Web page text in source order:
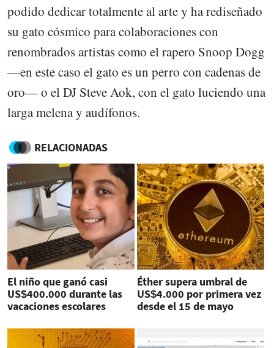
podido dedicar totalmente al arte y ha rediseñado
su gato cósmico para colaboraciones con
renombrados artistas como el rapero Snoop Dogg
—en este caso el gato es un perro con cadenas de
oro— o el DJ Steve Aok, con el gato luciendo una
larga melena y audífonos.
RELACIONADAS
El niño que ganó casi
US$400.000 durante las
vacaciones escolares
Éther supera umbral de
US$4.000 por primera vez
desde el 15 de mayo